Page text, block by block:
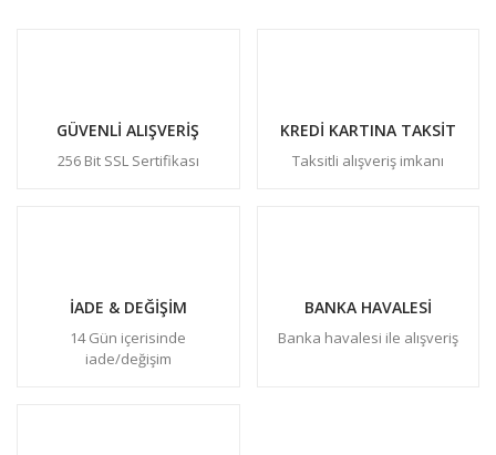
GÜVENLİ ALIŞVERİŞ
256 Bit SSL Sertifikası
KREDİ KARTINA TAKSİT
Taksitli alışveriş imkanı
İADE & DEĞİŞİM
14 Gün içerisinde
iade/değişim
BANKA HAVALESİ
Banka havalesi ile alışveriş